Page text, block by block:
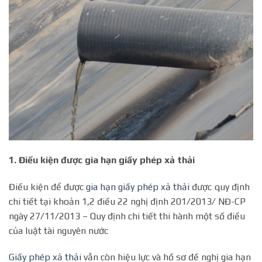
1. Điều kiện được gia hạn giấy phép xả thải
Điều kiện để được gia hạn giấy phép xả thải được quy định
chi tiết tại khoản 1,2 điều 22 nghị định 201/2013/ NĐ-CP
ngày 27/11/2013 – Quy định chi tiết thi hành một số điều
của luật tài nguyên nước
Giấy phép xả thải vẫn còn hiệu lực và hồ sơ đề nghị gia hạn